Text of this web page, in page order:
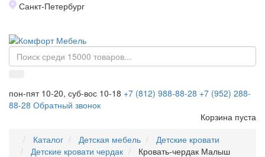
Санкт-Петербург
пон-пят 10-20, суб-вос 10-18 +7 (812) 988-88-28 +7 (952) 288-
88-28 Обратный звонок
Корзина пуста
Каталог
Детская мебель
Детские кровати
Детские кровати чердак
Кровать-чердак Малыш